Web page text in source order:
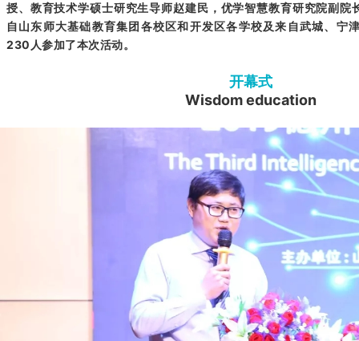
授、教育技术学硕士研究生导师赵建民，优学智慧教育研究院副院
自山东师大基础教育集团各校区和开发区各学校及来自武城、宁
230人参加了本次活动。
开幕式
Wisdom education